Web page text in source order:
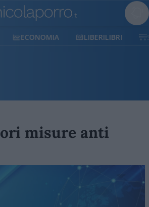
LIBERILIBRI SHOP SOSTIENICI
misure anti